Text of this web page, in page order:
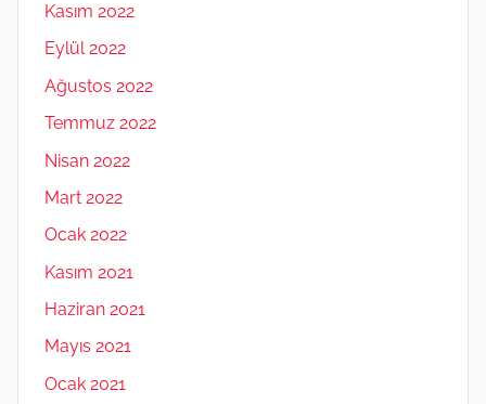
Kasım 2022
Eylül 2022
Ağustos 2022
Temmuz 2022
Nisan 2022
Mart 2022
Ocak 2022
Kasım 2021
Haziran 2021
Mayıs 2021
Ocak 2021